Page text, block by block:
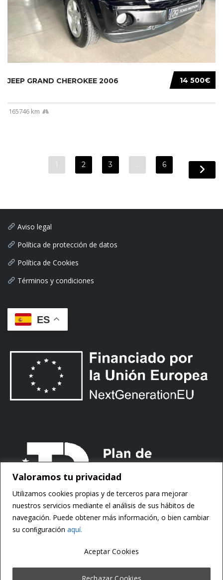
Valoramos tu privacidad
Utilizamos cookies propias y de terceros para mejorar
nuestros servicios mediante el análisis de sus hábitos de
navegación. Puede obtener más información, o bien cambiar
su conﬁguración aquí.
Rechazar Cookies
Aceptar Cookies
14 500€
JEEP GRAND CHEROKEE 2006
165746 km
1 2 3 … 6
Aviso legal
Política de protección de datos
Política de Cookies
Términos y condiciones
ES